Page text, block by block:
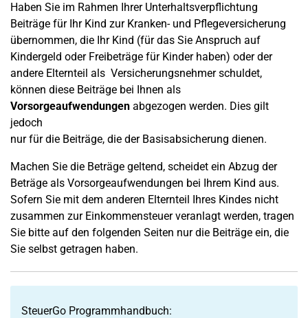
Haben Sie im Rahmen Ihrer Unterhaltsverpflichtung
Beiträge für Ihr Kind zur Kranken- und Pflegeversicherung
übernommen, die Ihr Kind (für das Sie Anspruch auf
Kindergeld oder Freibeträge für Kinder haben) oder der
andere Elternteil als Versicherungsnehmer schuldet,
können diese Beiträge bei Ihnen als
Vorsorgeaufwendungen abgezogen werden. Dies gilt
jedoch
nur für die Beiträge, die der Basisabsicherung dienen.
Machen Sie die Beträge geltend, scheidet ein Abzug der
Beträge als Vorsorgeaufwendungen bei Ihrem Kind aus.
Sofern Sie mit dem anderen Elternteil Ihres Kindes nicht
zusammen zur Einkommensteuer veranlagt werden, tragen
Sie bitte auf den folgenden Seiten nur die Beiträge ein, die
Sie selbst getragen haben.
SteuerGo Programmhandbuch: